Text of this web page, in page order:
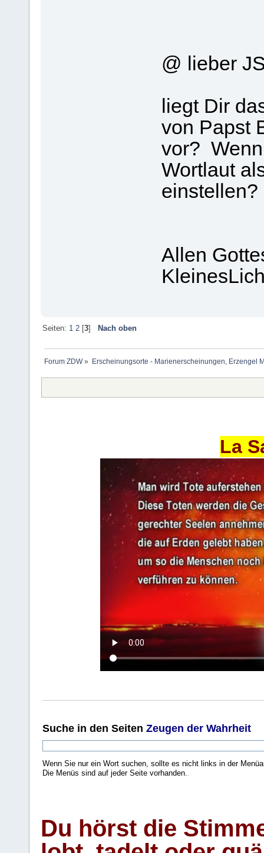
@ lieber
liegt Dir
von Papst
vor?
Wortlaut
einstellen?
Allen
Seiten: 1 2[3] Nach oben
Forum ZDW» Erscheinungsorte - Marienerscheinungen, Erzengel
La
Suche in den Seiten Zeugen der Wahrheit
Wenn Sie nur ein Wort suchen, sollte es nicht links in der
Die Menüs sind auf jeder Seite vorhanden..
Du hörst die